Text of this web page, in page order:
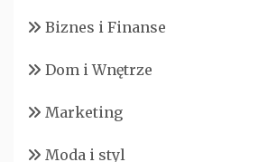
Biznes i Finanse
Dom i Wnętrze
Marketing
Moda i styl